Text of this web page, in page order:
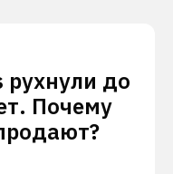
до
Почему